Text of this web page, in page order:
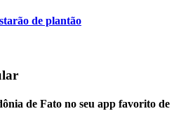
de plantão
de Fato no seu app favorito de